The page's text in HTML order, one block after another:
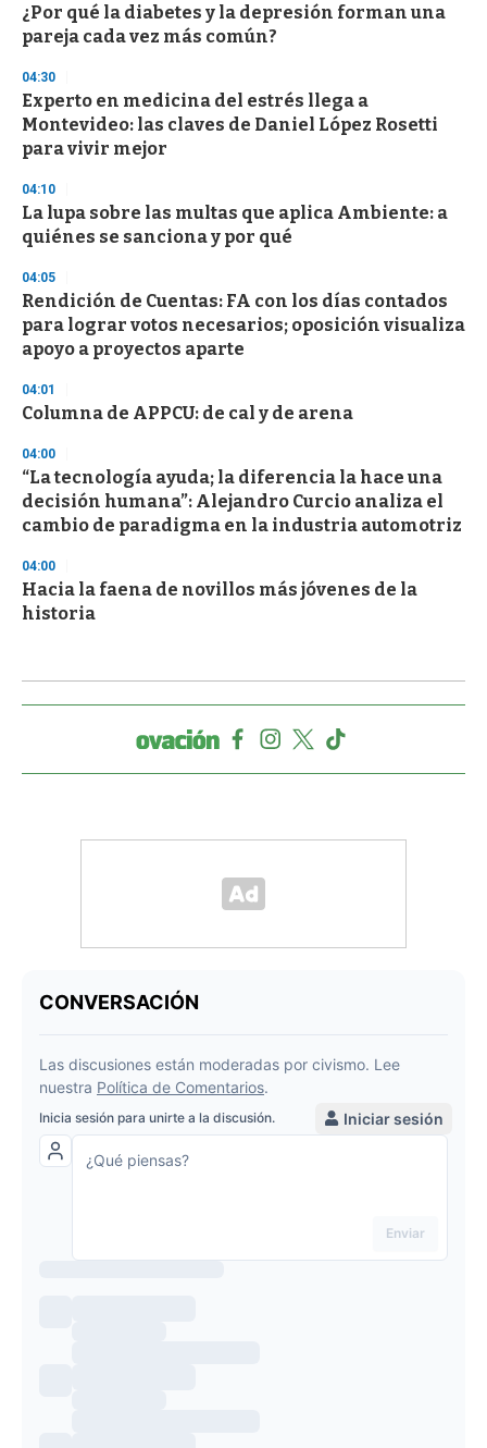
s
e
c
n
d
s
¿Por qué la diabetes y la depresión forman una
pareja cada vez más común?
04:30
Experto en medicina del estrés llega a
Montevideo: las claves de Daniel López Rosetti
para vivir mejor
04:10
La lupa sobre las multas que aplica Ambiente: a
quiénes se sanciona y por qué
04:05
Rendición de Cuentas: FA con los días contados
para lograr votos necesarios; oposición visualiza
apoyo a proyectos aparte
04:01
Columna de APPCU: de cal y de arena
04:00
“La tecnología ayuda; la diferencia la hace una
decisión humana”: Alejandro Curcio analiza el
cambio de paradigma en la industria automotriz
04:00
Hacia la faena de novillos más jóvenes de la
historia